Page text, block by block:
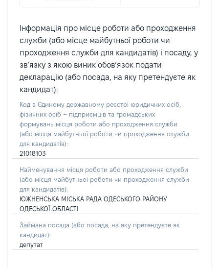
Інформація про місце роботи або проходження
служби (або місце майбутньої роботи чи
проходження служби для кандидатів) і посаду, у
зв’язку з якою виник обов’язок подати
декларацію (або посада, на яку претендуєте як
кандидат):
Код в Єдиному державному реєстрі юридичних осіб,
фізичних осіб – підприємців та громадських
формувань місця роботи або проходження служби
(або місця майбутньої роботи чи проходження служби
для кандидатів):
21018103
Найменування місця роботи або проходження служби
(або місця майбутньої роботи чи проходження служби
для кандидатів):
ЮЖНЕНСЬКА МІСЬКА РАДА ОДЕСЬКОГО РАЙОНУ
ОДЕСЬКОЇ ОБЛАСТІ
Займана посада (або посада, на яку претендуєте як
кандидат):
депутат